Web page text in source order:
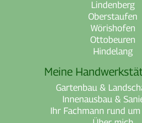
Lindenberg
Oberstaufen
Wörishofen
Ottobeuren
Hindelang
Meine
Gartenbau &
Innenausbau &
Ihr Fachmann rund